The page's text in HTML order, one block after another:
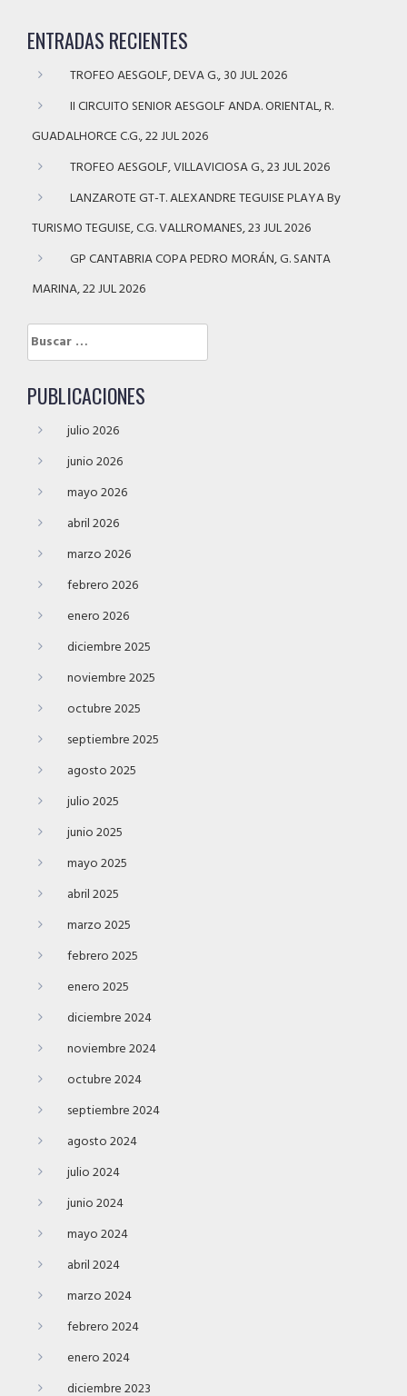
ENTRADAS RECIENTES
TROFEO AESGOLF, DEVA G., 30 JUL 2026
II CIRCUITO SENIOR AESGOLF ANDA. ORIENTAL, R.
GUADALHORCE C.G., 22 JUL 2026
TROFEO AESGOLF, VILLAVICIOSA G., 23 JUL 2026
LANZAROTE GT-T. ALEXANDRE TEGUISE PLAYA By
TURISMO TEGUISE, C.G. VALLROMANES, 23 JUL 2026
GP CANTABRIA COPA PEDRO MORÁN, G. SANTA
MARINA, 22 JUL 2026
Buscar:
PUBLICACIONES
julio 2026
junio 2026
mayo 2026
abril 2026
marzo 2026
febrero 2026
enero 2026
diciembre 2025
noviembre 2025
octubre 2025
septiembre 2025
agosto 2025
julio 2025
junio 2025
mayo 2025
abril 2025
marzo 2025
febrero 2025
enero 2025
diciembre 2024
noviembre 2024
octubre 2024
septiembre 2024
agosto 2024
julio 2024
junio 2024
mayo 2024
abril 2024
marzo 2024
febrero 2024
enero 2024
diciembre 2023